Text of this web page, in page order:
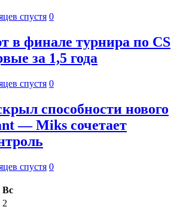
спустя 0
в финале турнира по CS
за 1,5 года
спустя 0
способности нового
— Miks сочетает
спустя 0
Вс
2